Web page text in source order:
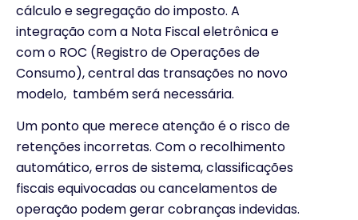
cálculo e segregação do imposto. A
integração com a Nota Fiscal eletrônica e
com o ROC (Registro de Operações de
Consumo), central das transações no novo
modelo, também será necessária.
Um ponto que merece atenção é o risco de
retenções incorretas. Com o recolhimento
automático, erros de sistema, classificações
fiscais equivocadas ou cancelamentos de
operação podem gerar cobranças indevidas.